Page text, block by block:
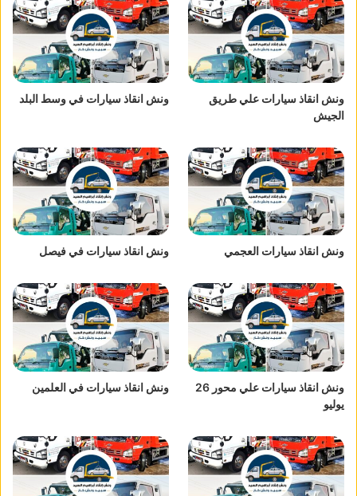
ونش انقاذ سيارات علي طريق
الجيش
ونش انقاذ سيارات في وسط البلد
ونش انقاذ سيارات العجمي ونش انقاذ سيارات في فيصل
ونش انقاذ سيارات علي محور 26
يوليو
ونش انقاذ سيارات في العلمين